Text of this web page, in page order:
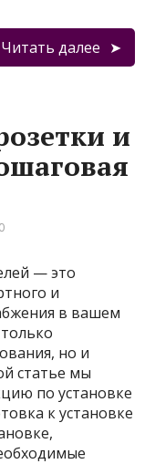
Читать далее
и
— это
и
в вашем
но и
статье мы
по установке
к установке